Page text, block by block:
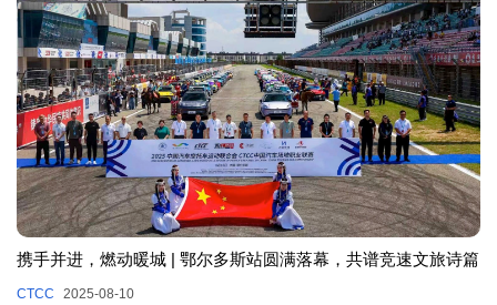
携手并进，燃动暖城 | 鄂尔多斯站圆满落幕，共谱竞速文旅诗篇
CTCC 2025-08-10